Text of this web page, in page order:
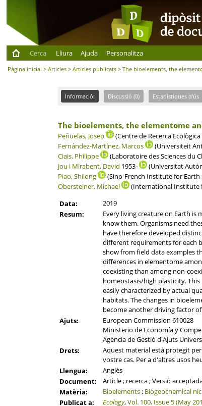
Cerca
Lliura Ajuda Personalitza
Pàgina inicial >Articles >Articles publicats > The bioelements, the
Informació: Discussió (0) Estadístiques d'ús
The bioelements, the elementome
Peñuelas, Josep
(Centre de Recerca
Fernández-Martínez, Marcos
(Universiteit
Ciais, Philippe
(Laboratoire des Sciences du
Jou i Mirabent, David 1953-
(Universitat
Piao, Shilong
(Sino-French Institute for Earth
Obersteiner, Michael
(International Institute
Data:
2019
Resum:
Every living creature on Earth is
know them. Organisms need
have therefore developed
different requirements for each
show from field data examples
differences in elementome
coexisting than among non-
homeostasis/high plasticity.
easily characterized by actual
habitats. The changes in
become another driving factor
Ajuts:
European Commission 610028
Ministerio de Economía y
Agència de Gestió d'Ajuts
Drets:
Aquest material està protegit
vostre cas. Per a d'altres usos
Llengua:
Anglès
Document:
Article ; recerca ; Versió
Matèria:
Bioelements; Biogeochemical
Publicat a:
Ecology,Vol. 100, Issue 5 (May